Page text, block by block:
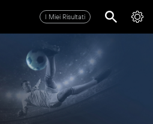
I Miei Risultati